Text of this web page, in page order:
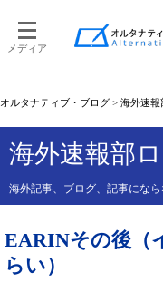
メディア
オルタナティブ・ブログ > 海外速報
海外速報部
海外記事、ブログ、記事にな
EARINその後（
らい）